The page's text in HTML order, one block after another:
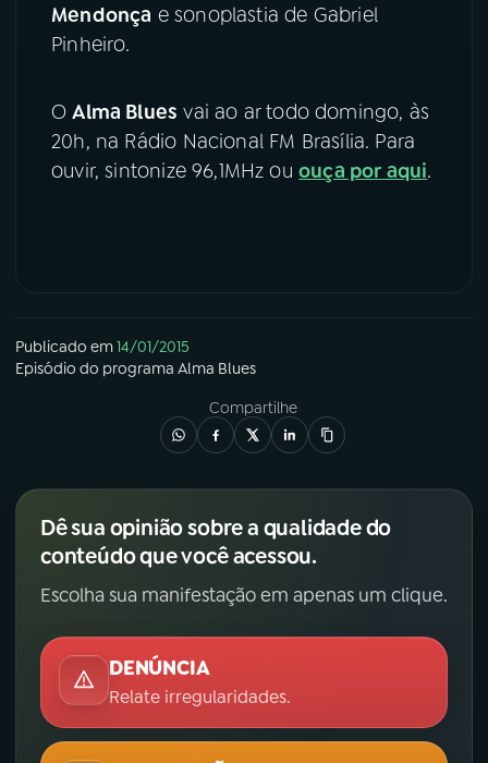
YouTube
TikTok
Mendonça e sonoplastia de Gabriel
Pinheiro.
OAlma Blues vai ao ar todo domingo, às
20h, na Rádio Nacional FM Brasília. Para
ouvir, sintonize 96,1MHz ououça por aqui.
Publicado em14/01/2015
Episódio do programa Alma Blues
Compartilhe
Dê sua opinião sobre a qualidade do
conteúdo que você acessou.
Escolha sua manifestação em apenas um clique.
DENÚNCIA
Relate irregularidades.